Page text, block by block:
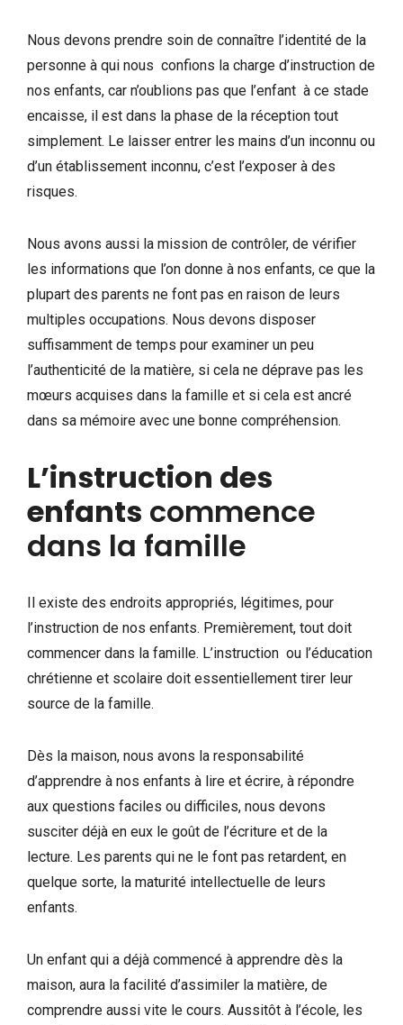
Nous devons prendre soin de connaître l’identité de la
personne à qui nous confions la charge d’instruction de
nos enfants, car n’oublions pas que l’enfant à ce stade
encaisse, il est dans la phase de la réception tout
simplement. Le laisser entrer les mains d’un inconnu ou
d’un établissement inconnu, c’est l’exposer à des
risques.
Nous avons aussi la mission de contrôler, de vérifier
les informations que l’on donne à nos enfants, ce que la
plupart des parents ne font pas en raison de leurs
multiples occupations. Nous devons disposer
suffisamment de temps pour examiner un peu
l’authenticité de la matière, si cela ne déprave pas les
mœurs acquises dans la famille et si cela est ancré
dans sa mémoire avec une bonne compréhension.
L’instruction des
enfants commence
dans la famille
Il existe des endroits appropriés, légitimes, pour
l’instruction de nos enfants. Premièrement, tout doit
commencer dans la famille. L’instruction ou l’éducation
chrétienne et scolaire doit essentiellement tirer leur
source de la famille.
Dès la maison, nous avons la responsabilité
d’apprendre à nos enfants à lire et écrire, à répondre
aux questions faciles ou difficiles, nous devons
susciter déjà en eux le goût de l’écriture et de la
lecture. Les parents qui ne le font pas retardent, en
quelque sorte, la maturité intellectuelle de leurs
enfants.
Un enfant qui a déjà commencé à apprendre dès la
maison, aura la facilité d’assimiler la matière, de
comprendre aussi vite le cours. Aussitôt à l’école, les